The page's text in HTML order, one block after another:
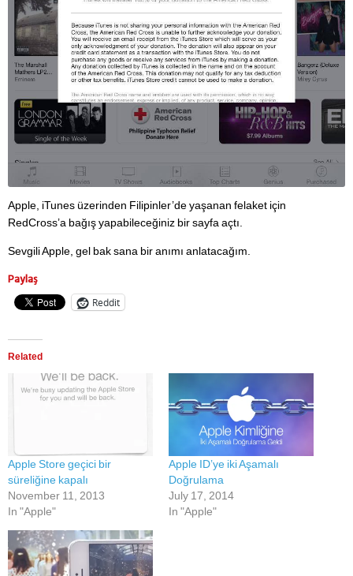
Apple, iTunes üzerinden Filipinler’de yaşanan felaket için
RedCross’a bağış yapabileceğiniz bir sayfa açtı.
Sevgili Apple, gel bak sana bir anımı anlatacağım.
Paylaş
Reddit
Related
Apple Store geçici bir
süreliğine kapalı
November 11, 2013
In "Apple"
Apple ID’ye iki Aşamalı
Doğrulama
July 17, 2014
In "Apple"